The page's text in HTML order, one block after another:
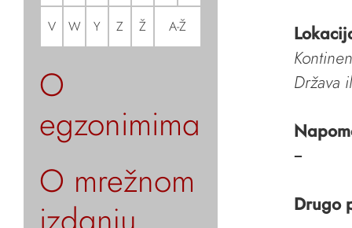
V W Y Z Ž A-Ž
O
egzonimima
O mrežnom
Država
–
Drugo